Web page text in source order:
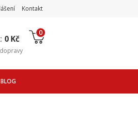
Kontakt
0 Kč
0
dopravy
BLOG